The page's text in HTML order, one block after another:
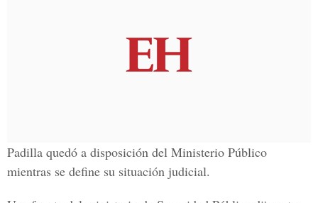
Padilla quedó a disposición del Ministerio Público
mientras se define su situación judicial.